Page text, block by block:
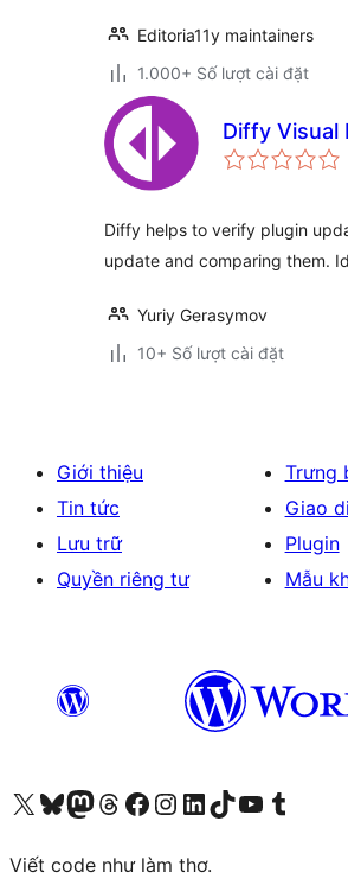
Editoria11y maintainers
1.000+ Số lượt cài đặt
Diffy Visual
Diffy helps to verify plugin
update and comparing them.
Yuriy Gerasymov
10+ Số lượt cài đặt
Giới thiệu
Tin tức
Lưu trữ
Quyền riêng tư
Trưng
Giao
Plugin
Mẫu
Truy cập tài khoản X (trước đây là Twitter) của chúng tôiVisit our Bluesky account
Visit our Mastodon account
Visit our Threads account
Xem trang Facebook của chúng tôiTruy cập tài khoản Instagram của chúng tôiTruy cập tài khoản LinkedIn của chúng tôiVisit our TikTok account
Truy cập kênh YouTube của chúng tôi Visit our Tumblr
Viết code như làm thơ.